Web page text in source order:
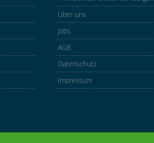
Über uns
Jobs
AGB
Datenschutz
Impressum